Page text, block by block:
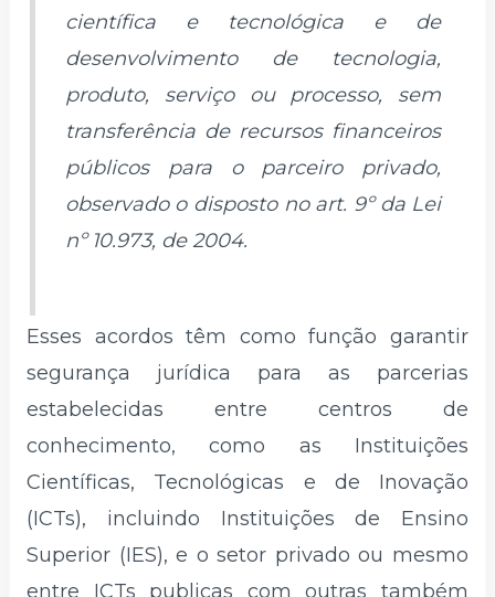
científica e tecnológica e de
desenvolvimento de tecnologia,
produto, serviço ou processo, sem
transferência de recursos financeiros
públicos para o parceiro privado,
observado o disposto no art. 9º da Lei
nº 10.973, de 2004.
Esses acordos têm como função garantir
segurança jurídica para as parcerias
estabelecidas entre centros de
conhecimento, como as Instituições
Científicas, Tecnológicas e de Inovação
(ICTs), incluindo Instituições de Ensino
Superior (IES), e o setor privado ou mesmo
entre ICTs publicas com outras também